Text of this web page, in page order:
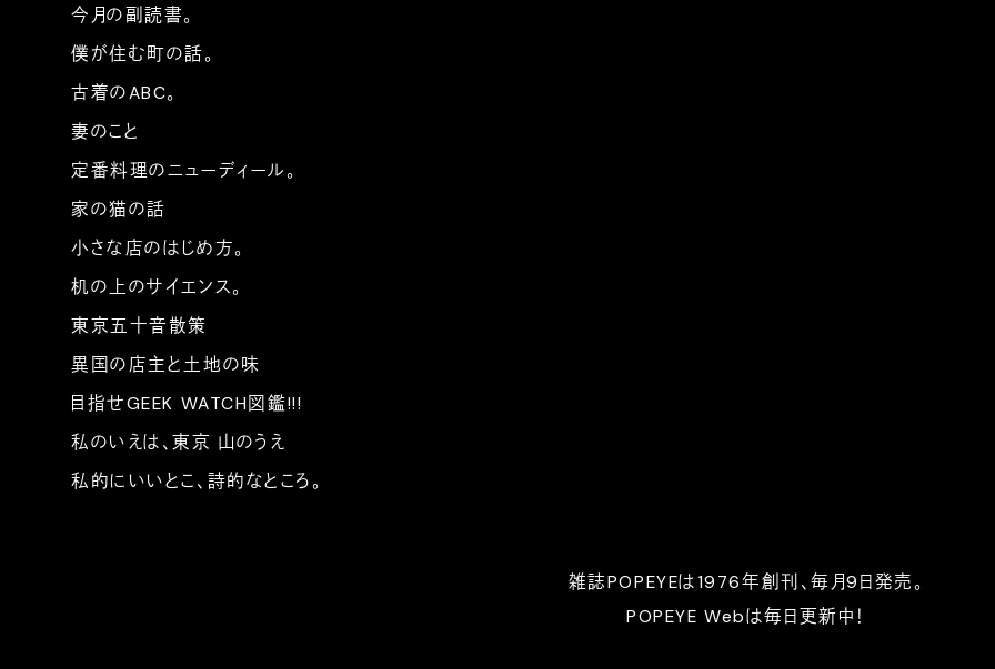
今月の副読書。
僕が住む町の話。
古着のABC。
妻のこと
定番料理のニューディール。
家の猫の話
小さな店のはじめ方。
机の上のサイエンス。
東京五十音散策
異国の店主と土地の味
目指せGEEK WATCH図鑑!!!
私のいえは、東京 山のうえ
私的にいいとこ、詩的なところ。
雑誌POPEYEは1976年創刊、毎月9日発売。
POPEYE Webは毎日更新中！